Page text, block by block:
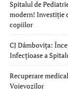
Spitalul de
modern! Investiție
copiilor
CJ Dâmbovița:
Infecțioase a
Recuperare
Voievozilor